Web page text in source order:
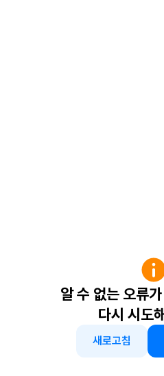
알 수 없는 오류
다시 시도
새로고침